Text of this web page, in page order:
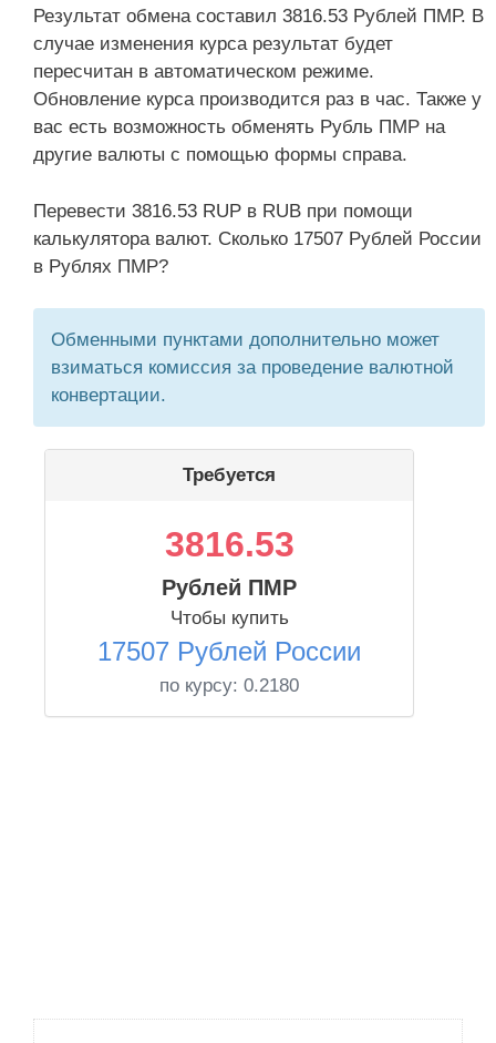
Результат обмена составил 3816.53 Рублей ПМР. В
случае изменения курса результат будет
пересчитан в автоматическом режиме.
Обновление курса производится раз в час. Также у
вас есть возможность обменять Рубль ПМР на
другие валюты с помощью формы справа.
Перевести 3816.53 RUP в RUB при помощи
калькулятора валют. Сколько 17507 Рублей России
в Рублях ПМР?
Обменными пунктами дополнительно может
взиматься комиссия за проведение валютной
конвертации.
Требуется
3816.53
Рублей ПМР
Чтобы купить
17507 Рублей России
по курсу: 0.2180